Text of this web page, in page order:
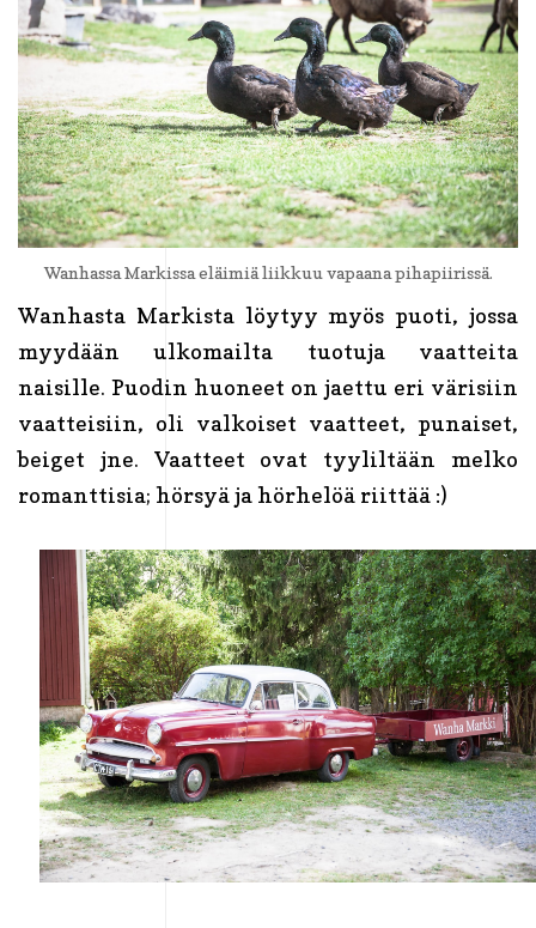
Wanhassa Markissa eläimiä liikkuu vapaana pihapiirissä.
Wanhasta Markista löytyy myös puoti, jossa
myydään ulkomailta tuotuja vaatteita
naisille. Puodin huoneet on jaettu eri värisiin
vaatteisiin, oli valkoiset vaatteet, punaiset,
beiget jne. Vaatteet ovat tyyliltään melko
romanttisia; hörsyä ja hörhelöä riittää :)